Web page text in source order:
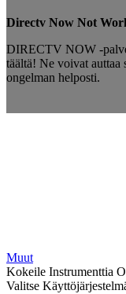
Directv Now Not
DIRECTV NOW -
täältä! Ne voivat
ongelman helposti.
Muut
Kokeile Instrumenttia
Valitse